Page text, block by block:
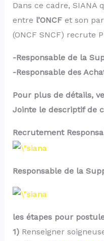
Dans ce cadre,
entre l’ONCFet son
(ONCF SNCF) recrute
-Responsable de la
-Responsable des
Pour plus de détails,
Jointe le descriptif de
Recrutement
Responsable de la
les étapes pour
1)Renseigner